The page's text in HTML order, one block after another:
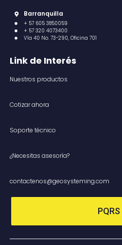
Barranquilla
+ 57 605 3850059
+ 57 320 4073400
Vía 40 No. 73-290, Oficina 701
Link de Interés
Nuestros productos
Cotizar ahora
Soporte técnico
¿Necesitas asesoría?
contactenos@geosysteming.com
PQRS